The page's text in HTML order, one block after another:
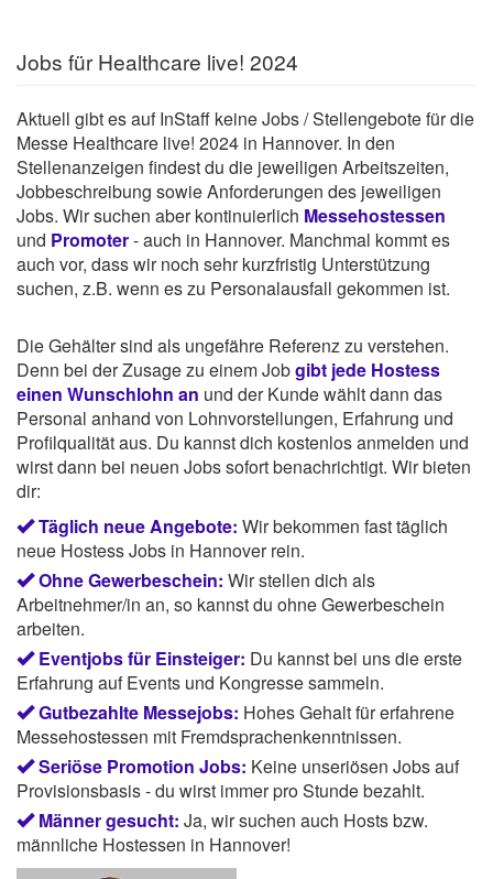
Jobs für Healthcare live! 2024
Aktuell gibt es auf InStaff keine Jobs / Stellengebote für die
Messe Healthcare live! 2024 in Hannover. In den
Stellenanzeigen findest du die jeweiligen Arbeitszeiten,
Jobbeschreibung sowie Anforderungen des jeweiligen
Jobs. Wir suchen aber kontinuierlich Messehostessen
und Promoter- auch in Hannover. Manchmal kommt es
auch vor, dass wir noch sehr kurzfristig Unterstützung
suchen, z.B. wenn es zu Personalausfall gekommen ist.
Die Gehälter sind als ungefähre Referenz zu verstehen.
Denn bei der Zusage zu einem Jobgibt jede Hostess
einen Wunschlohn an und der Kunde wählt dann das
Personal anhand von Lohnvorstellungen, Erfahrung und
Profilqualität aus. Du kannst dich kostenlos anmelden und
wirst dann bei neuen Jobs sofort benachrichtigt. Wir bieten
dir:
Täglich neue Angebote: Wir bekommen fast täglich
neue Hostess Jobs in Hannover rein.
Ohne Gewerbeschein: Wir stellen dich als
Arbeitnehmer/in an, so kannst du ohne Gewerbeschein
arbeiten.
Eventjobs für Einsteiger: Du kannst bei uns die erste
Erfahrung auf Events und Kongresse sammeln.
Gutbezahlte Messejobs: Hohes Gehalt für erfahrene
Messehostessen mit Fremdsprachenkenntnissen.
Seriöse Promotion Jobs: Keine unseriösen Jobs auf
Provisionsbasis - du wirst immer pro Stunde bezahlt.
Männer gesucht: Ja, wir suchen auch Hosts bzw.
männliche Hostessen in Hannover!